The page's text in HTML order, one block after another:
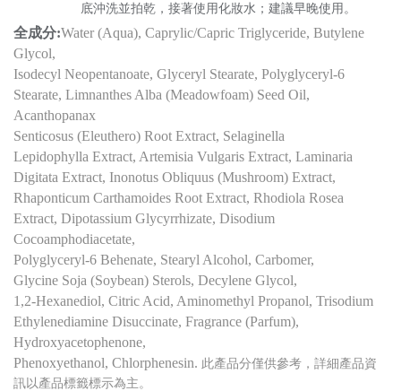
底沖洗並拍乾，接著使用化妝水；建議早晚使用。
全成分:Water (Aqua), Caprylic/Capric Triglyceride, Butylene
Glycol,
Isodecyl Neopentanoate, Glyceryl Stearate, Polyglyceryl-6
Stearate, Limnanthes Alba (Meadowfoam) Seed Oil,
Acanthopanax
Senticosus (Eleuthero) Root Extract, Selaginella
Lepidophylla Extract, Artemisia Vulgaris Extract, Laminaria
Digitata Extract, Inonotus Obliquus (Mushroom) Extract,
Rhaponticum Carthamoides Root Extract, Rhodiola Rosea
Extract, Dipotassium Glycyrrhizate, Disodium
Cocoamphodiacetate,
Polyglyceryl-6 Behenate, Stearyl Alcohol, Carbomer,
Glycine Soja (Soybean) Sterols, Decylene Glycol,
1,2-Hexanediol, Citric Acid, Aminomethyl Propanol, Trisodium
Ethylenediamine Disuccinate, Fragrance (Parfum),
Hydroxyacetophenone,
Phenoxyethanol, Chlorphenesin. 此產品分僅供參考，詳細產品資
訊以產品標籤標示為主。